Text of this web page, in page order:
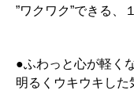
”ワクワク”できる、
●ふわっと心が軽く
明るくウキウキした